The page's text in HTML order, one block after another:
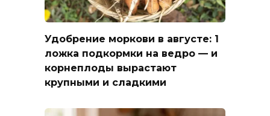
Удобрение моркови в августе: 1
ложка подкормки на ведро — и
корнеплоды вырастают
крупными и сладкими